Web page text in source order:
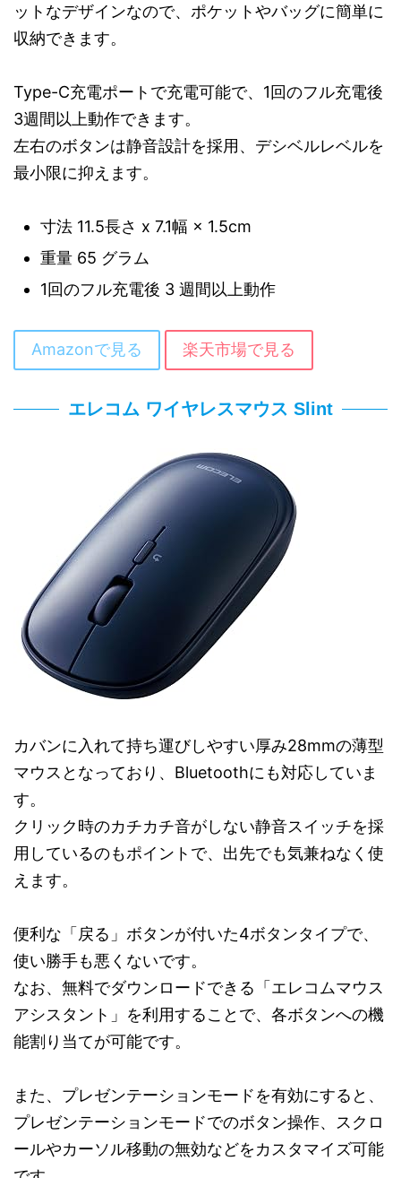
ットなデザインなので、ポケットやバッグに簡単に
収納できます。
Type-C充電ポートで充電可能で、1回のフル充電後
3週間以上動作できます。
左右のボタンは静音設計を採用、デシベルレベルを
最小限に抑えます。
寸法 11.5長さ x 7.1幅 × 1.5cm
重量 65 グラム
1回のフル充電後 3 週間以上動作
Amazonで見る 楽天市場で見る
エレコム ワイヤレスマウス Slint
カバンに入れて持ち運びしやすい厚み28mmの薄型
マウスとなっており、Bluetoothにも対応していま
す。
クリック時のカチカチ音がしない静音スイッチを採
用しているのもポイントで、出先でも気兼ねなく使
えます。
便利な「戻る」ボタンが付いた4ボタンタイプで、
使い勝手も悪くないです。
なお、無料でダウンロードできる「エレコムマウス
アシスタント」を利用することで、各ボタンへの機
能割り当てが可能です。
また、プレゼンテーションモードを有効にすると、
プレゼンテーションモードでのボタン操作、スクロ
ールやカーソル移動の無効などをカスタマイズ可能